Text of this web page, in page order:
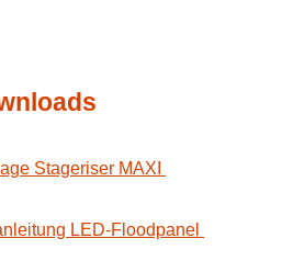
Stageriser MAXI
LED-Floodpanel